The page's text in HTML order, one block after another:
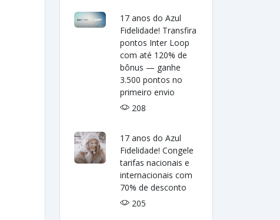
17 anos do Azul
Fidelidade! Transfira
pontos Inter Loop
com até 120% de
bônus — ganhe
3.500 pontos no
primeiro envio
208
17 anos do Azul
Fidelidade! Congele
tarifas nacionais e
internacionais com
70% de desconto
205